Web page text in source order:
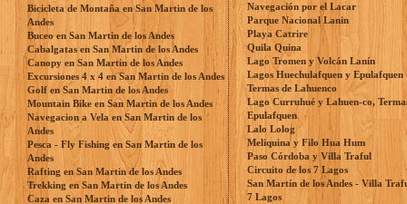
Bicicleta de Montaña en San Martin de los
Andes
Buceo en San Martin de los Andes
Cabalgatas en San Martin de los Andes
Canopy en San Martin de los Andes
Excursiones 4 x 4 en San Martin de los Andes
Golf en San Martin de los Andes
Mountain Bike en San Martin de los Andes
Navegacion a Vela en San Martin de los
Andes
Pesca - Fly Fishing en San Martin de los
Andes
Rafting en San Martin de los Andes
Trekking en San Martin de los Andes
Caza en San Martin de los Andes
Navegación por el Lacar
Parque Nacional Lanin
Playa Catrire
Quila Quina
Lago Tromen y Volcán Lanín
Lagos Huechulafquen y Epulafquen
Termas de Lahuenco
Lago Curruhué y Lahuen-co,
Epulafquen
Lalo Lolog
Meliquina y Filo Hua Hum
Paso Córdoba y Villa Traful
Circuito de los 7 Lagos
San Martín de los Andes - Villa
7 Lagos